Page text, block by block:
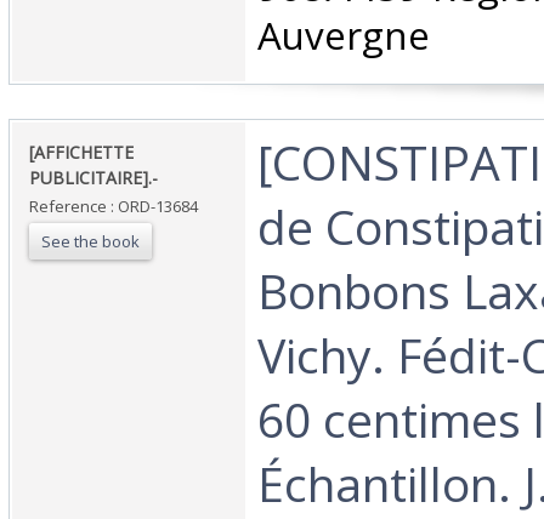
Auvergne‎
‎[AFFICHETTE
PUBLICITAIRE].-‎
Reference : ORD-13684
See the book
de
Bonbons
Vichy. Fédit-
60 centimes
Échantillon.